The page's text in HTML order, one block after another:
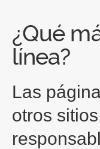
¿Qué
línea?
Las
otros